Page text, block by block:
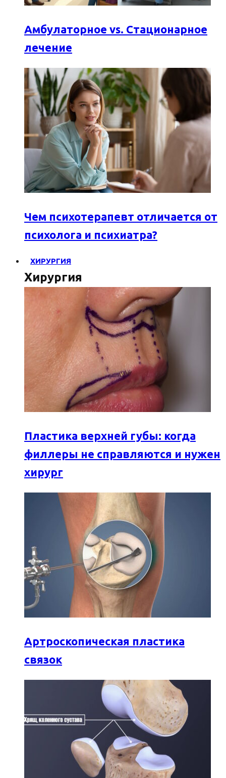
Амбулаторное vs. Стационарное
лечение
Чем психотерапевт отличается от
психолога и психиатра?
ХИРУРГИЯ
Хирургия
Пластика верхней губы: когда
филлеры не справляются и нужен
хирург
Артроскопическая пластика
связок